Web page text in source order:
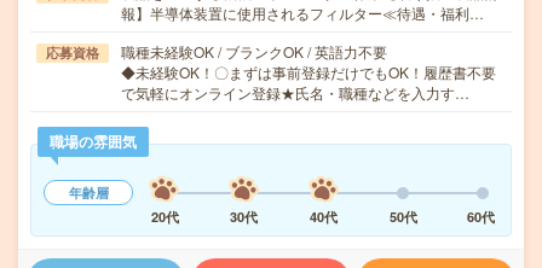
報】半導体装置に使用されるフィルター≪待遇・福利…
応募資格
職種未経験OK / ブランクOK / 英語力不要
◆未経験OK！〇まずは事前登録だけでもOK！履歴書不要
で気軽にオンライン登録★氏名・職種などを入力す…
職場の雰囲気
年齢層
20代
30代 40代 50代 60代